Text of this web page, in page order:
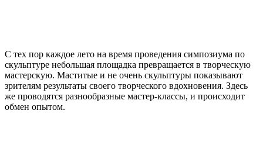
С тех пор каждое лето на время проведения симпозиума по
скульптуре небольшая площадка превращается в творческую
мастерскую. Маститые и не очень скульптуры показывают
зрителям результаты своего творческого вдохновения. Здесь
же проводятся разнообразные мастер-классы, и происходит
обмен опытом.